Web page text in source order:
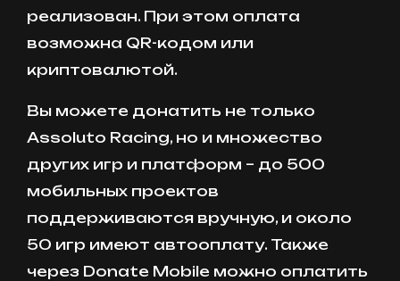
реализован. При этом оплата
возможна QR-кодом или
криптовалютой.
Вы можете донатить не только
Assoluto Racing, но и множество
других игр и платформ – до 500
мобильных проектов
поддерживаются вручную, и около
50 игр имеют автооплату. Также
через Donate Mobile можно оплатить